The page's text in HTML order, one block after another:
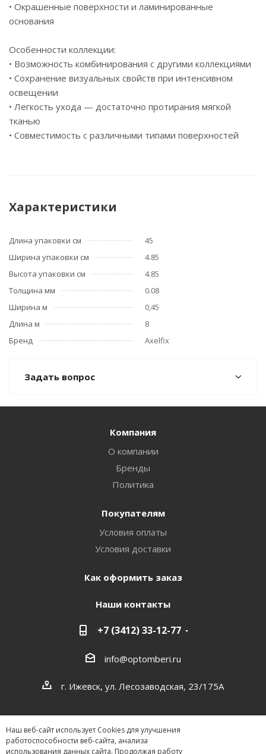
• Окрашенные поверхности и ламинированные
основания
Особенности коллекции:
• Возможность комбинирования с другими коллекциями
• Сохранение визуальных свойств при интенсивном
освещении
• Легкость ухода — достаточно протирания мягкой
тканью
• Совместимость с различными типами поверхностей
Характеристики
Длина упаковки см
45
Ширина упаковки см
4.85
Высота упаковки см
4.85
Толщина мм
0.08
Ширина м
0,45
Длина м
8
Бренд
Axelfix
Задать вопрос
Наш веб-сайт использует Cookies для улучшения
работоспособности веб-сайта, анализа
использования данных сайта. Продолжая работу
Компания
О компании
Бренды
Политика
Покупателям
Условия оплаты
Условия доставки
Как оформить заказ
Наши контакты
+7 (3412) 33-12-77
info@optomberi.ru
г. Ижевск, ул. Лесозаводская, 23/175А